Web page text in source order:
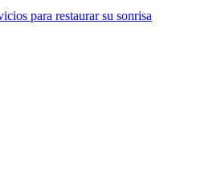
para restaurar su sonrisa